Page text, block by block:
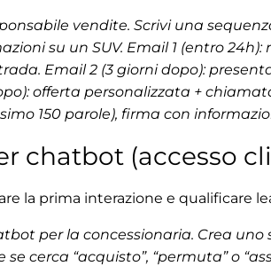
vendite. Scrivi una
su un SUV. Email 1 (entro
Email 2 (3 giorni dopo):
offerta personalizzata +
150 parole), firma con
chatbot (accesso
la prima interazione e qualificare
per la concessionaria. Crea uno
se cerca “acquisto”, “permuta” o